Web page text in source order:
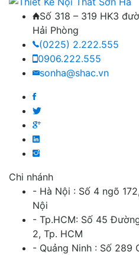
Số 318 – 319 HK3
Hải Phòng
(0225) 2.222.555
0906.222.555
sonha@shac.vn
Chi nhánh
- Hà Nội : Số 4 ngõ
Nội
- Tp.HCM: Số 45
2, Tp. HCM
- Quảng Ninh : Số 289